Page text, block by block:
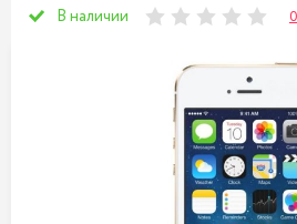
В наличии